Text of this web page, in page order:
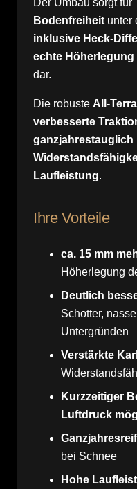
Bodenfreiheit unter
inklusive Heck-
echte
dar.
Die robuste All-
verbesserte
ganzjahrestauglich
Laufleistung.
Ihre Vorteile
ca. 15 mm
Höherlegung
Deutlich
Schotter,
Untergründen
Verstärkte
Kurzzeitiger
Luftdruck
bei Schnee
Hohe